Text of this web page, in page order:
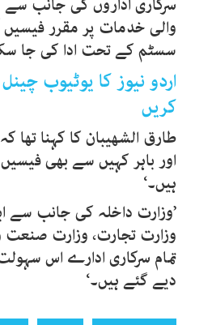
سرکاری اداروں کی جانب
والی خدمات پر مقرر فیسیں
سسٹم کے تحت ادا کی جا
اردو نیوز کا یوٹیوب
کریں
طارق الشھیبان کا کہنا تھا
اور باہر کہیں سے بھی
ہیں۔‘
’وزارت داخلہ کی جانب سے
وزارت تجارت، وزارت صنعت
تمام سرکاری ادارے اس
دیے گئے ہیں۔‘